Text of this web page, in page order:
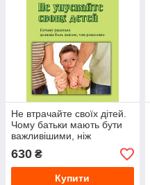
Не втрачайте своїх дітей.
Чому батьки мають бути
важливішими, ніж
однодумці
630 ₴
Купити